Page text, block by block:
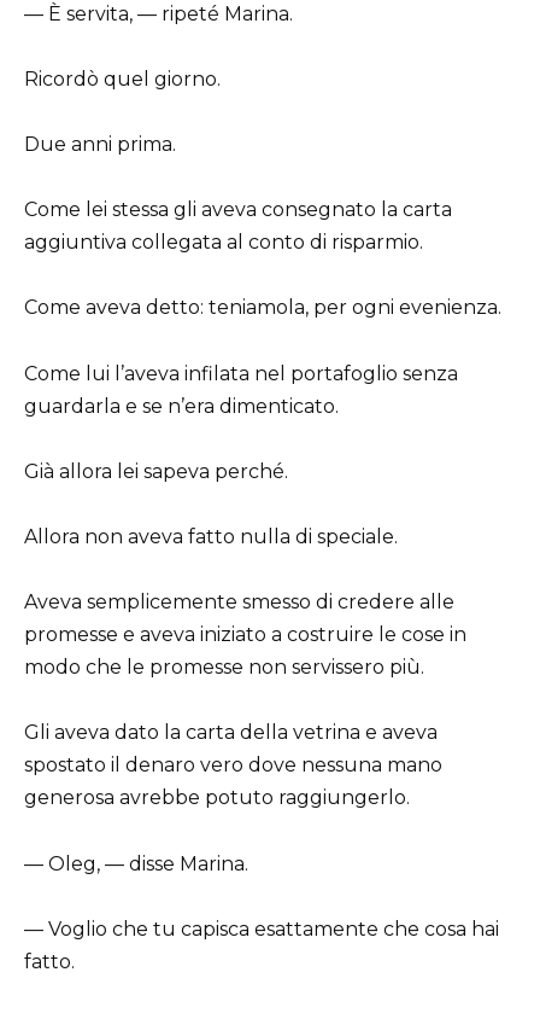
— È servita, — ripeté Marina.
Ricordò quel giorno.
Due anni prima.
Come lei stessa gli aveva consegnato la carta
aggiuntiva collegata al conto di risparmio.
Come aveva detto: teniamola, per ogni evenienza.
Come lui l’aveva infilata nel portafoglio senza
guardarla e se n’era dimenticato.
Già allora lei sapeva perché.
Allora non aveva fatto nulla di speciale.
Aveva semplicemente smesso di credere alle
promesse e aveva iniziato a costruire le cose in
modo che le promesse non servissero più.
Gli aveva dato la carta della vetrina e aveva
spostato il denaro vero dove nessuna mano
generosa avrebbe potuto raggiungerlo.
— Oleg, — disse Marina.
— Voglio che tu capisca esattamente che cosa hai
fatto.